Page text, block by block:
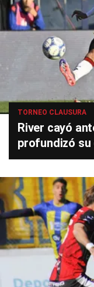
TORNEO CLAUSURA
River cayó
profundizó su